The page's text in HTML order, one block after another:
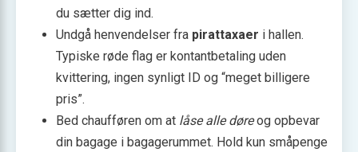
du sætter dig ind.
Undgå henvendelser fra pirattaxaer i hallen.
Typiske røde flag er kontantbetaling uden
kvittering, ingen synligt ID og “meget billigere
pris”.
Bed chaufføren om at låse alle døreog opbevar
din bagage i bagagerummet. Hold kun småpenge